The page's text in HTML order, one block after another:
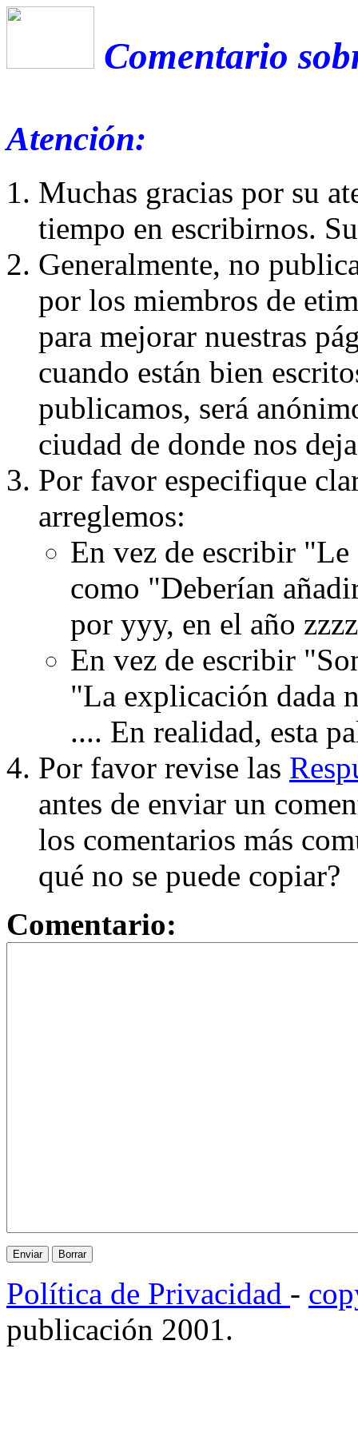
Comentario
Atención:
Muchas gracias por su
tiempo en escribirnos.
Generalmente, no
por los miembros de
para mejorar nuestras
cuando están bien
publicamos, será
ciudad de donde nos
Por favor especifique
arreglemos:
En vez de escribir
como "Deberían
por yyy, en el año
En vez de escribir
"La explicación dada
.... En realidad, esta
Por favor revise las
antes de enviar un
los comentarios más
qué no se puede copiar?
Comentario:
Política de Privacidad -
publicación 2001.